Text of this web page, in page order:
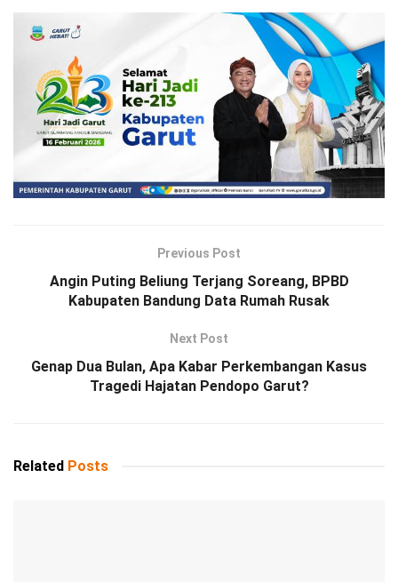
Previous Post
Angin Puting Beliung Terjang Soreang, BPBD
Kabupaten Bandung Data Rumah Rusak
Next Post
Genap Dua Bulan, Apa Kabar Perkembangan Kasus
Tragedi Hajatan Pendopo Garut?
Related Posts